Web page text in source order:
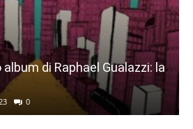
album di Raphael Gualazzi: la
0